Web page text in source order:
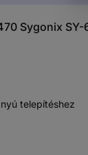
Sygonix
telepítéshez